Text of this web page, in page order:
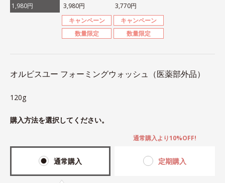
外品）
1,980円
顔セット
3,980円
キャンペーン
数量限定
顔セット
3,770円
キャンペーン
数量限定
オルビスユー フォーミングウォッシュ（医薬部外品）
120g
購入方法を選択してください。
通常購入 定期購入
通常購入より10%OFF!